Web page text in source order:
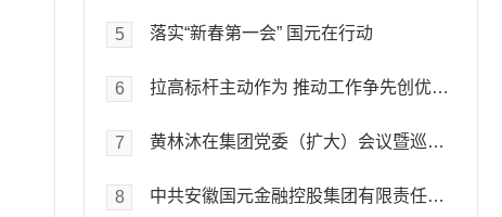
5 落实“新春第一会” 国元在行动
6 拉高标杆主动作为 推动工作争先创优安徽“新春第一会”点名表扬国元
7 黄林沐在集团党委（扩大）会议暨巡视整改领导小组第八次会议上强调深入学习贯彻中央及省委经济工作会议精神以高质量党建引领保障集团高质量发展
8 中共安徽国元金融控股集团有限责任公司委员会关于巡视整改进展情况的通报